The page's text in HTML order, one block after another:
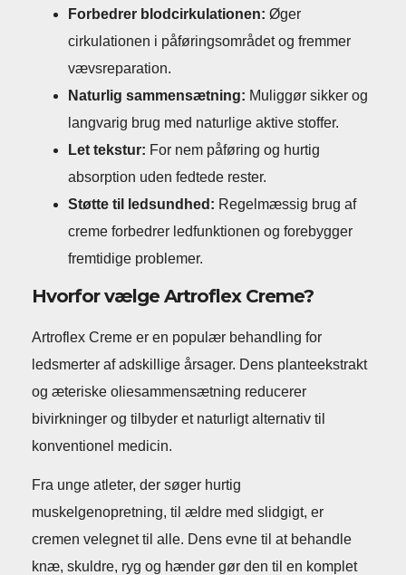
Forbedrer blodcirkulationen: Øger
cirkulationen i påføringsområdet og fremmer
vævsreparation.
Naturlig sammensætning: Muliggør sikker og
langvarig brug med naturlige aktive stoffer.
Let tekstur: For nem påføring og hurtig
absorption uden fedtede rester.
Støtte til ledsundhed: Regelmæssig brug af
creme forbedrer ledfunktionen og forebygger
fremtidige problemer.
Hvorfor vælge Artroflex Creme?
Artroflex Creme er en populær behandling for
ledsmerter af adskillige årsager. Dens planteekstrakt
og æteriske oliesammensætning reducerer
bivirkninger og tilbyder et naturligt alternativ til
konventionel medicin.
Fra unge atleter, der søger hurtig
muskelgenopretning, til ældre med slidgigt, er
cremen velegnet til alle. Dens evne til at behandle
knæ, skuldre, ryg og hænder gør den til en komplet